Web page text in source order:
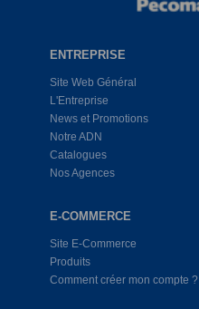
ENTREPRISE
Site Web Général
L'Entreprise
News et Promotions
Notre ADN
Catalogues
Nos Agences
E-COMMERCE
Site E-Commerce
Produits
Comment créer mon compte ?